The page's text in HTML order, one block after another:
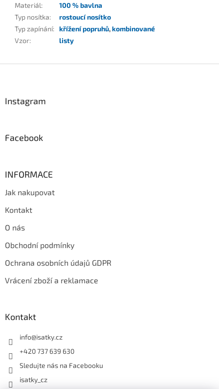
Materiál:
100 % bavlna
Typ nosítka:
rostoucí nosítko
Typ zapínání: křížení popruhů,kombinované
Vzor: listy
Instagram
Facebook
INFORMACE
Jak nakupovat
Kontakt
O nás
Obchodní podmínky
Ochrana osobních údajů GDPR
Vrácení zboží a reklamace
Kontakt
info@isatky.cz
+420 737 639 630
Sledujte nás na Facebooku
isatky_cz